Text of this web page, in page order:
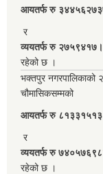
आयतर्फ रु‌
र
व्ययतर्फ रु
रहेको छ ।
भक्तपुर नगरपालिकाको
चौमासिकसम्मको
आयतर्फ रु‌
र
व्ययतर्फ रु
रहेको छ ।